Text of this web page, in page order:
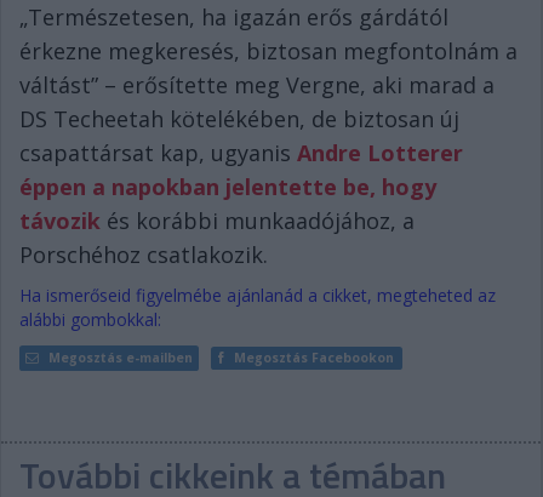
„Természetesen, ha igazán erős gárdától
érkezne megkeresés, biztosan megfontolnám a
váltást” – erősítette meg Vergne, aki marad a
DS Techeetah kötelékében, de biztosan új
csapattársat kap, ugyanis Andre Lotterer
éppen a napokban jelentette be, hogy
távozik és korábbi munkaadójához, a
Porschéhoz csatlakozik.
Ha ismerőseid figyelmébe ajánlanád a cikket, megteheted az
alábbi gombokkal:
Megosztás e-mailben Megosztás Facebookon
További cikkeink a témában